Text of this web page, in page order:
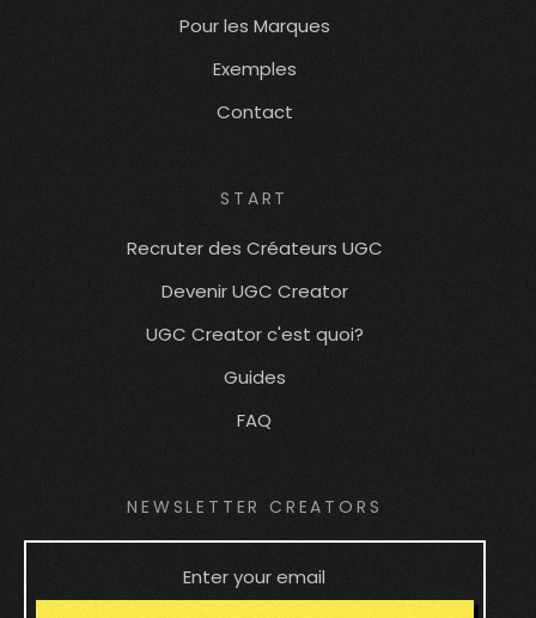
Pour les Marques
Exemples
Contact
START
Recruter des Créateurs UGC
Devenir UGC Creator
UGC Creator c'est quoi?
Guides
FAQ
NEWSLETTER CREATORS